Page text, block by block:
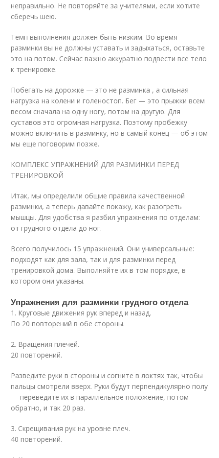
неправильно. Не повторяйте за учителями, если хотите
сберечь шею.
Темп выполнения должен быть низким. Во время
разминки вы не должны уставать и задыхаться, оставьте
это на потом. Сейчас важно аккуратно подвести все тело
к тренировке.
Побегать на дорожке — это не разминка , а сильная
нагрузка на колени и голеностоп. Бег — это прыжки всем
весом сначала на одну ногу, потом на другую. Для
суставов это огромная нагрузка. Поэтому пробежку
можно включить в разминку, но в самый конец — об этом
мы еще поговорим позже.
КОМПЛЕКС УПРАЖНЕНИЙ ДЛЯ РАЗМИНКИ ПЕРЕД
ТРЕНИРОВКОЙ
Итак, мы определили общие правила качественной
разминки, а теперь давайте покажу, как разогреть
мышцы. Для удобства я разбил упражнения по отделам:
от грудного отдела до ног.
Всего получилось 15 упражнений. Они универсальные:
подходят как для зала, так и для разминки перед
тренировкой дома. Выполняйте их в том порядке, в
котором они указаны.
Упражнения для разминки грудного отдела
1. Круговые движения рук вперед и назад.
По 20 повторений в обе стороны.
2. Вращения плечей.
20 повторений.
Разведите руки в стороны и согните в локтях так, чтобы
пальцы смотрели вверх. Руки будут перпендикулярно полу
— переведите их в параллельное положение, потом
обратно, и так 20 раз.
3. Скрещивания рук на уровне плеч.
40 повторений.